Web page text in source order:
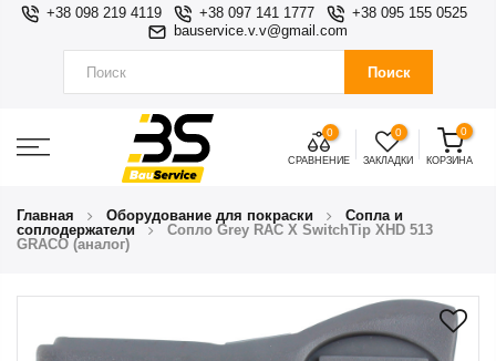
+38 098 219 4119 +38 097 141 1777
+38 095 155 0525
bauservice.v.v@gmail.com
Поиск
0
СРАВНЕНИЕ
0
ЗАКЛАДКИ
0
КОРЗИНА
Главная Оборудование для покраски
Сопла и
соплодержатели
Сопло Grey RAC X SwitchTip XHD 513
GRACO (аналог)